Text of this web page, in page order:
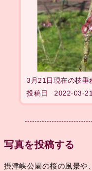
3月21日現在の枝垂
投稿日
2022-03-
写真を投稿する
摂津峡公園の桜の風景や